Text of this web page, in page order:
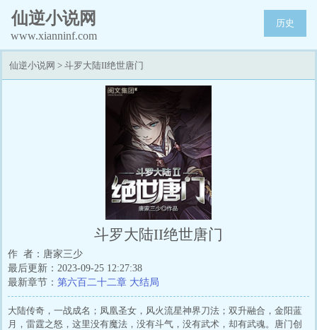
仙逆小说网
www.xianninf.com
历史
仙逆小说网 > 斗罗大陆II绝世唐门
斗罗大陆II绝世唐门
作 者：唐家三少
最后更新：2023-09-25 12:27:38
最新章节： 第六百二十二章 大结局
大陆传奇，一战成名；凤凰圣女，风火流星神界刀法；双升融合，金阳蓝
月，雷霆之怒，这里没有魔法，没有斗气，没有武术，却有武魂。唐门创